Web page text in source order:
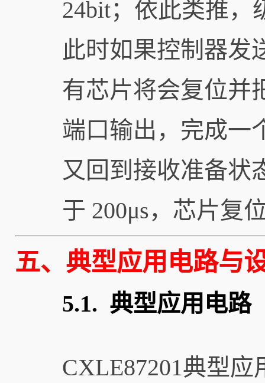
24bit；依此类推，
此时如果控制器发
有芯片将会复位并
端口输出，完成一
又回到接收准备状
于 200μs，芯片复
五、典型应用电路与
5.1. 典型应用电路
CXLE87201典型应